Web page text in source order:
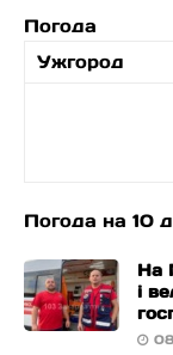
Погода
Ужгород
Погода на 10
На
і